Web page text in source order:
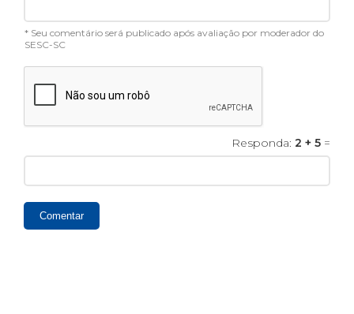
* Seu comentário será publicado após avaliação por moderador do
SESC-SC
Responda: 2 + 5 =
Comentar